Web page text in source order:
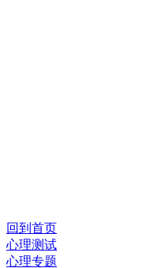
回到首页
心理测试
心理专题